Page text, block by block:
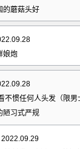
的蘑菇头好
娘炮
不惯任何人头发（限
习式严规
2022.09.29